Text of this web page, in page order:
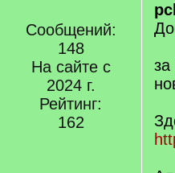
Сообщений:
148
На сайте с
2024 г.
Рейтинг:
162